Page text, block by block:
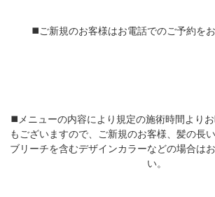
◼️ご新規のお客様はお電話でのご予約を
◼️メニューの内容により規定の施術時間より
もございますので、ご新規のお客様、髪の長
ブリーチを含むデザインカラーなどの場合は
い。